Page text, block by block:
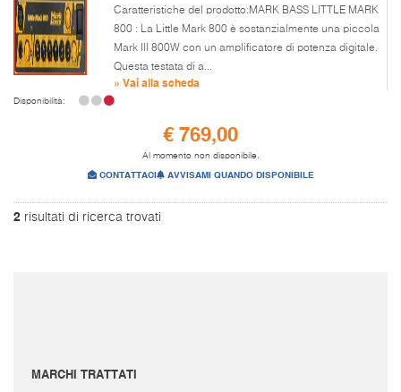
Caratteristiche del prodotto:MARK BASS LITTLE MARK
800 : La Little Mark 800 è sostanzialmente una piccola
Mark III 800W con un amplificatore di potenza digitale.
Questa testata di a...
» Vai alla scheda
Disponibilità:
€ 769,00
Al momento non disponibile.
CONTATTACI AVVISAMI QUANDO DISPONIBILE
2 risultati di ricerca trovati
MARCHI TRATTATI